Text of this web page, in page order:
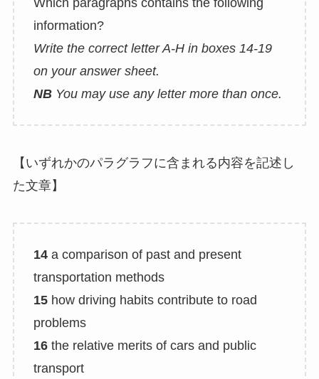
Which paragraphs contains the following
information?
Write the correct letter A-H in boxes 14-19
on your answer sheet.
NBYou may use any letter more than once.
【いずれかのパラグラフに含まれる内容を記述し
た文章】
14a comparison of past and present
transportation methods
15how driving habits contribute to road
problems
16the relative merits of cars and public
transport